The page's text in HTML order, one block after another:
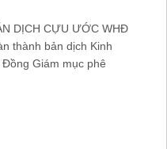
DỊCH CỰU ƯỚC WHĐ
thành bản dịch Kinh
Giám mục phê